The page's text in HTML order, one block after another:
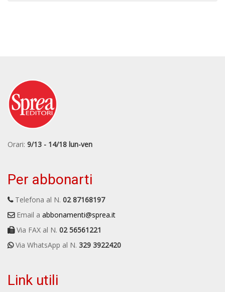
Orari: 9/13 - 14/18 lun-ven
Per abbonarti
Telefona al N. 02 87168197
Email a abbonamenti@sprea.it
Via FAX al N. 02 56561221
Via WhatsApp al N. 329 3922420
Link utili